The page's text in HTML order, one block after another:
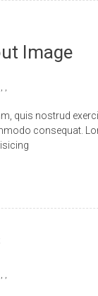
Image
quis nostrud
consequat.